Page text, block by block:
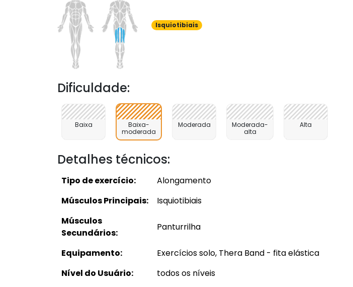
Isquiotibiais
Dificuldade:
Baixa
Baixa-
moderada
Moderada
Moderada-
alta
Alta
Detalhes técnicos:
Tipo de exercício:
Alongamento
Músculos Principais:
Isquiotibiais
Músculos
Secundários:
Panturrilha
Equipamento:
Exercícios solo, Thera Band - fita elástica
Nível do Usuário:
todos os níveis